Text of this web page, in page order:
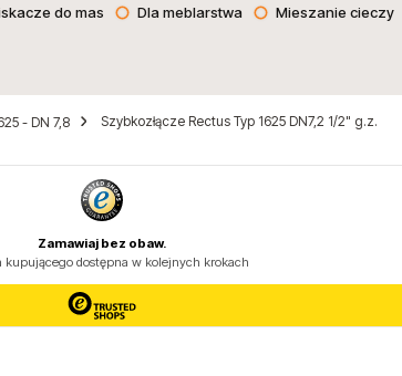
do mas Dla meblarstwa Mieszanie cieczy
- DN 7,8 Szybkozłącze Rectus Typ 1625 DN7,2 1/2" g.z.